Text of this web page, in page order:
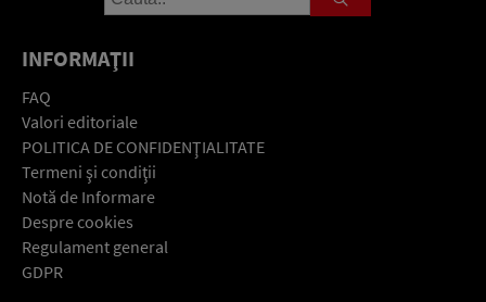
INFORMAŢII
FAQ
Valori editoriale
POLITICA DE CONFIDENŢIALITATE
Termeni şi condiţii
Notă de Informare
Despre cookies
Regulament general
GDPR